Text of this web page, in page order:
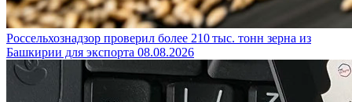
Россельхознадзор проверил более 210 тыс. тонн зерна из
Башкирии для экспорта 08.08.2026